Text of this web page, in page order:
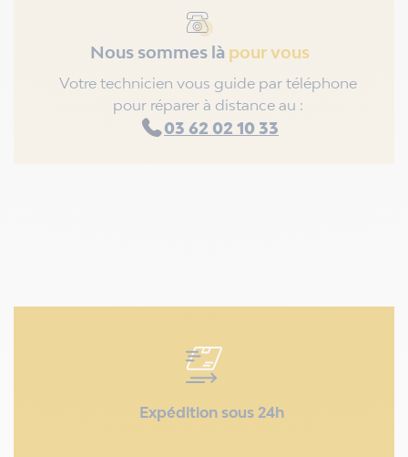
Nous sommes là pour vous
Votre technicien vous guide par téléphone
pour réparer à distance au :
03 62 02 10 33
Expédition sous 24h